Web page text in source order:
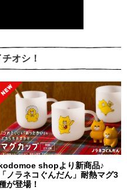
オシ！
shopより新商品♪
「ノラネコぐんだん」耐熱マグ3
が登場！